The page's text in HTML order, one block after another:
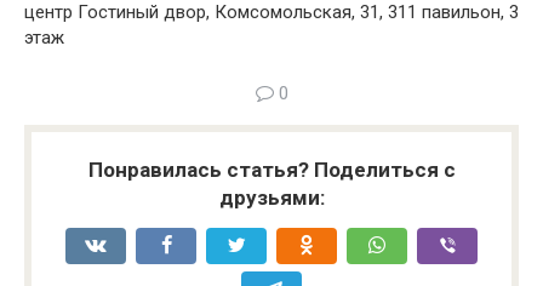
центр Гостиный двор, Комсомольская, 31, 311 павильон, 3
этаж
0
Понравилась статья? Поделиться с
друзьями: